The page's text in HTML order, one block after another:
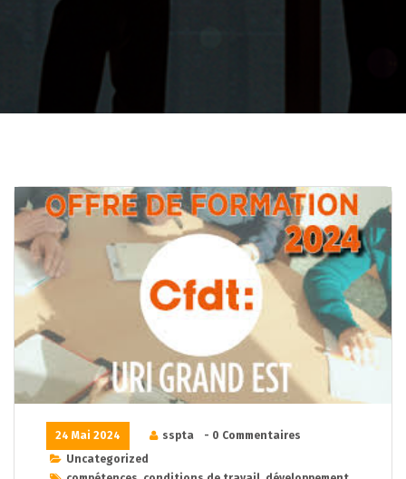
24 Mai 2024 sspta
- 0 Commentaires
Uncategorized